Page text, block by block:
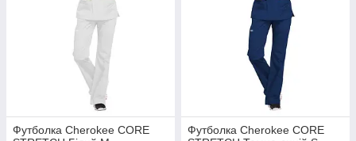
Футболка Cherokee CORE
Футболка Cherokee CORE